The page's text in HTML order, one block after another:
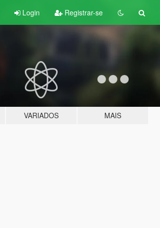
Login Registrar-se
VARIADOS MAIS